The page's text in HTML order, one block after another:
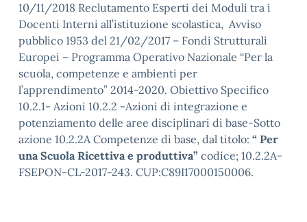
10/11/2018 Reclutamento Esperti dei Moduli tra i
Docenti Interni all’istituzione scolastica, Avviso
pubblico 1953 del 21/02/2017 – Fondi Strutturali
Europei – Programma Operativo Nazionale “Per la
scuola, competenze e ambienti per
l’apprendimento” 2014-2020. Obiettivo Specifico
10.2.1- Azioni 10.2.2 -Azioni di integrazione e
potenziamento delle aree disciplinari di base-Sotto
azione 10.2.2A Competenze di base, dal titolo: “ Per
una Scuola Ricettiva e produttiva” codice; 10.2.2A-
FSEPON-CL-2017-243. CUP:C89I17000150006.